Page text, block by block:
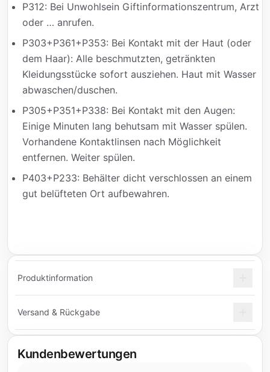
P312: Bei Unwohlsein Giftinformationszentrum, Arzt
oder … anrufen.
P303+P361+P353: Bei Kontakt mit der Haut (oder
dem Haar): Alle beschmutzten, getränkten
Kleidungsstücke sofort ausziehen. Haut mit Wasser
abwaschen/duschen.
P305+P351+P338: Bei Kontakt mit den Augen:
Einige Minuten lang behutsam mit Wasser spülen.
Vorhandene Kontaktlinsen nach Möglichkeit
entfernen. Weiter spülen.
P403+P233: Behälter dicht verschlossen an einem
gut belüfteten Ort aufbewahren.
Produktinformation
Versand & Rückgabe
Kundenbewertungen